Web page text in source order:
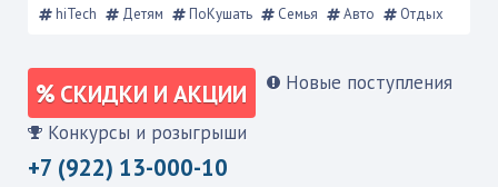
hiTech Детям ПоКушать Семья Авто Отдых
СКИДКИ И АКЦИИ Новые поступления
Конкурсы и розыгрыши
+7 (922) 13-000-10